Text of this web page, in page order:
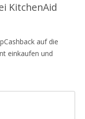
KitchenAid
auf die
einkaufen und